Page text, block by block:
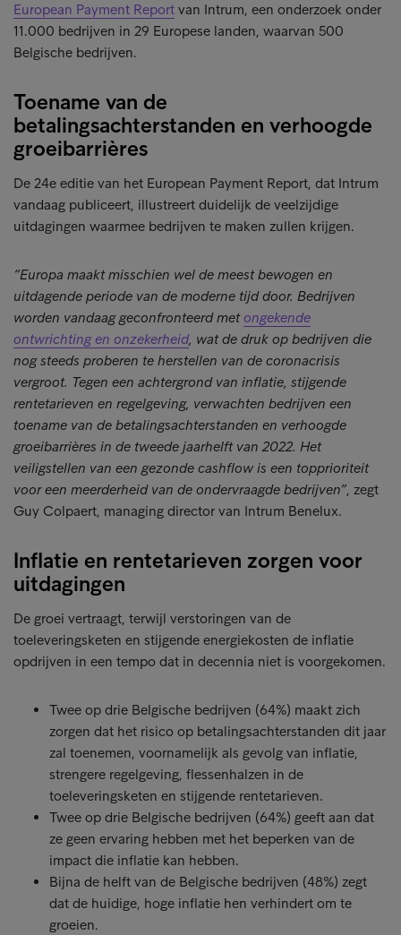
European Payment Report van Intrum, een onderzoek onder
11.000 bedrijven in 29 Europese landen, waarvan 500
Belgische bedrijven.
Toename van de
betalingsachterstanden en verhoogde
groeibarrières
De 24e editie van het European Payment Report, dat Intrum
vandaag publiceert, illustreert duidelijk de veelzijdige
uitdagingen waarmee bedrijven te maken zullen krijgen.
“Europa maakt misschien wel de meest bewogen en
uitdagende periode van de moderne tijd door. Bedrijven
worden vandaag geconfronteerd metongekende
ontwrichting en onzekerheid, wat de druk op bedrijven die
nog steeds proberen te herstellen van de coronacrisis
vergroot. Tegen een achtergrond van inflatie, stijgende
rentetarieven en regelgeving, verwachten bedrijven een
toename van de betalingsachterstanden en verhoogde
groeibarrières in de tweede jaarhelft van 2022. Het
veiligstellen van een gezonde cashflow is een topprioriteit
voor een meerderheid van de ondervraagde bedrijven”, zegt
Guy Colpaert, managing director van Intrum Benelux.
Inflatie en rentetarieven zorgen voor
uitdagingen
De groei vertraagt, terwijl verstoringen van de
toeleveringsketen en stijgende energiekosten de inflatie
opdrijven in een tempo dat in decennia niet is voorgekomen.
Twee op drie Belgische bedrijven (64%) maakt zich
zorgen dat het risico op betalingsachterstanden dit jaar
zal toenemen, voornamelijk als gevolg van inflatie,
strengere regelgeving, flessenhalzen in de
toeleveringsketen en stijgende rentetarieven.
Twee op drie Belgische bedrijven (64%) geeft aan dat
ze geen ervaring hebben met het beperken van de
impact die inflatie kan hebben.
Bijna de helft van de Belgische bedrijven (48%) zegt
dat de huidige, hoge inflatie hen verhindert om te
groeien.